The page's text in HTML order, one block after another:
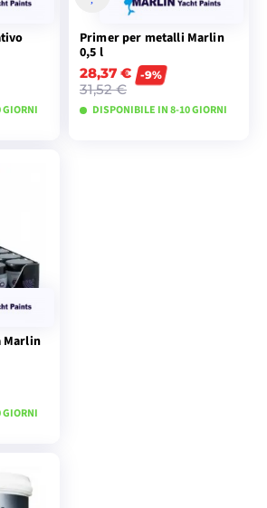
Primer per metalli Marlin
0,5 l
28,37 €
31,52 €
-9%
DISPONIBILE IN 8-10 GIORNI
Marlin